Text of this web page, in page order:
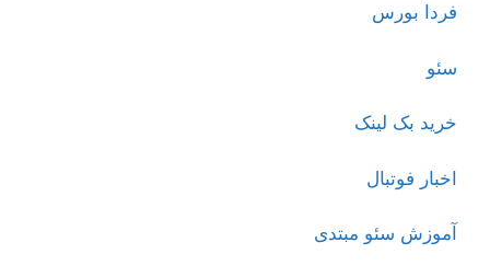
فردا بورس
سئو
خرید بک لینک
اخبار فوتبال
آموزش سئو مبتدی